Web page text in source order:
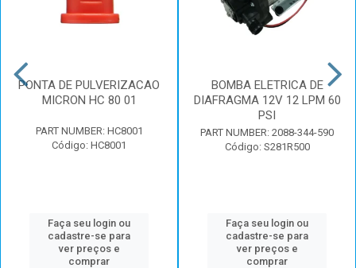
PONTA DE PULVERIZACAO
MICRON HC 80 01
PART NUMBER: HC8001
Código: HC8001
Faça seu login ou
cadastre-se para
ver preços e
comprar
BOMBA ELETRICA DE
DIAFRAGMA 12V 12 LPM 60
PSI
PART NUMBER: 2088-344-590
Código: S281R500
Faça seu login ou
cadastre-se para
ver preços e
comprar